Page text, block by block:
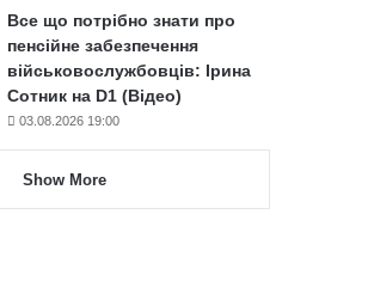
Все що потрібно знати про
пенсійне забезпечення
військовослужбовців: Ірина
Сотник на D1 (Відео)
03.08.2026 19:00
Show More